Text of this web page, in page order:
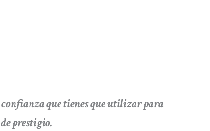
que tienes que utilizar para
prestigio.